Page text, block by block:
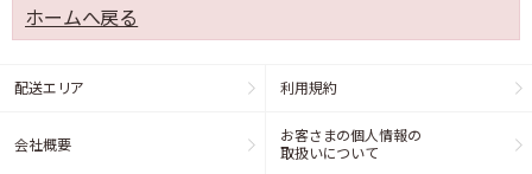
ホームへ戻る
配送エリア 利用規約
会社概要
お客さまの個人情報の
取扱いについて